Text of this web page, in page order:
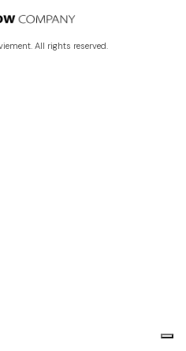
All rights reserved.